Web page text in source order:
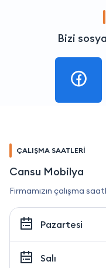
Bizi
ÇALIŞMA SAATLERİ
Cansu Mobilya
Firmamızın çalışma
Pazartesi
Salı